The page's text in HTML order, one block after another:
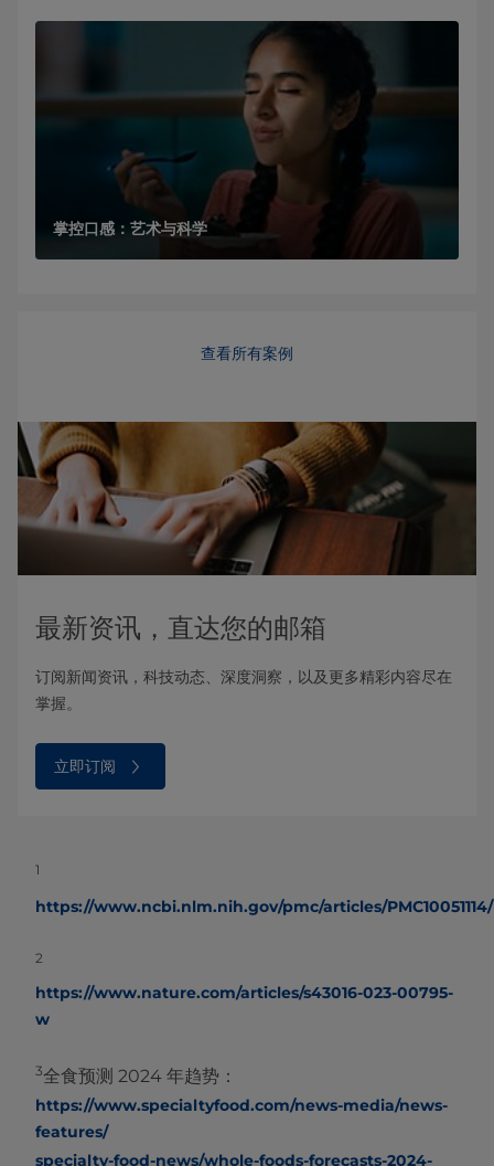
掌控口感：艺术与科学
查看所有案例
最新资讯，直达您的邮箱
订阅新闻资讯，科技动态、深度洞察，以及更多精彩内容尽在
掌握。
立即订阅
1
https://www.ncbi.nlm.nih.gov/pmc/articles/PMC10051114/
2
https://www.nature.com/articles/s43016-023-00795-
w
3全食预测 2024 年趋势：
https://www.specialtyfood.com/news-media/news-
features/
specialty-food-news/whole-foods-forecasts-2024-